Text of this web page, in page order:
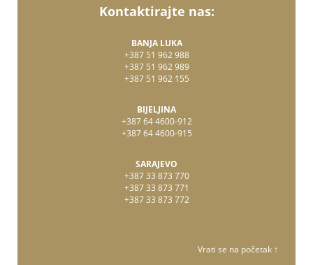
Kontaktirajte nas:
BANJA LUKA
+387 51 962 988
+387 51 962 989
+387 51 962 155
BIJELJINA
+387 64 4600-912
+387 64 4600-915
SARAJEVO
+387 33 873 770
+387 33 873 771
+387 33 873 772
Vrati se na početak ↑